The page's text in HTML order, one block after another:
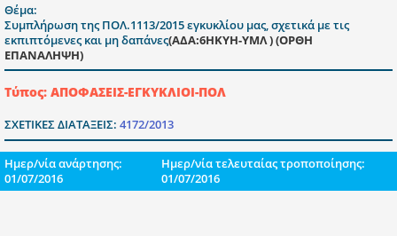
Θέμα:
Συμπλήρωση της ΠΟΛ.1113/2015 εγκυκλίου μας, σχετικά με τις
εκπιπτόμενες και μη δαπάνες(ΑΔΑ:6ΗΚΥΗ-ΥΜΛ ) (ΟΡΘΗ
ΕΠΑΝΑΛΗΨΗ)
Τύπος: ΑΠΟΦΑΣΕΙΣ-ΕΓΚΥΚΛΙΟΙ-ΠΟΛ
ΣΧΕΤΙΚΕΣ ΔΙΑΤΑΞΕΙΣ: 4172/2013
Ημερ/νία ανάρτησης:
01/07/2016
Ημερ/νία τελευταίας τροποποίησης:
01/07/2016